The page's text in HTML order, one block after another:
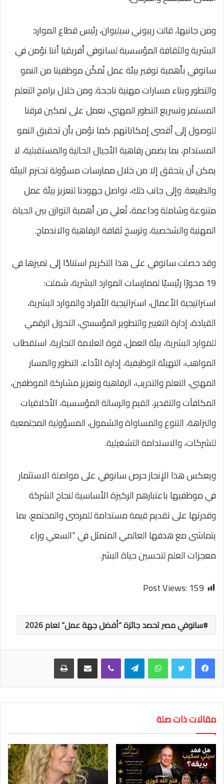
ومن جانبها، قالت ريبوني سيليوان، رئيس قطاع الموارد
البشرية والثقافة المؤسسية لسانوفي أفريقيا أننا نؤمن في
سانوفي بأهمية توفير بيئة عمل تُمكّن موظفينا من النمو
والتطور وبناء مسارات مهنية ناجحة. ومن خلال برامج التعلم
المستمر وتسريع التطور المهني، نعمل على تمكين فرقنا
للوصول إلى أقصى إمكاناتهم. كما نؤمن بأن تحقيق النمو
المستدام، بما يضمن رفاهية الأجيال الحالية والمستقبلية، لا
يمكن أن يتحقق إلا من خلال ممارسات مسؤولة تحترم البيئة
والطبيعة. وإلى جانب ذلك، نواصل جهودنا لتعزيز بيئة عمل
متنوعة وشاملة وداعمة، تُعلي من أهمية التوازن بين الحياة
المهنية والشخصية، وترسخ ثقافة الرفاهية والاندماج.
وقد حصلت سانوفي على هذا التكريم استنادًا إلى تميزها في
19 محورًا رئيسيًا لممارسات الموارد البشرية، شملت:
استراتيجية الأعمال، استراتيجية الأفراد والموارد البشرية،
القيادة، إدارة التغيير والتطوير المؤسسي، التحول الرقمي
للموارد البشرية، بيئة العمل، قوة العلامة التجارية، استقطاب
المواهب، التهيئة الوظيفية، إدارة الأداء، التطور والمسار
المهني، التعلم والتدريب، الرفاهية وتعزيز مشاركة الموظفين،
المكافآت والتقدير، القيم والرسالة المؤسسية، الأخلاقيات
والنزاهة، التنوع والمساواة والشمول، المسؤولية المجتمعية
للشركات، والاستدامة التشغيلية.
ويعكس هذا الإنجاز حرص سانوفي على مواصلة الاستثمار
في موظفيها باعتبارهم الركيزة الأساسية لنجاح الشركة
وقدرتها على تقديم قيمة مستدامة للمرضى والمجتمع، بما
يتماشى مع هدفها العالمي المتمثل في “السعي وراء
معجزات العلم لتحسين حياة البشر.
Post Views:159
سانوفي مصر تحصد جائزة “أفضل جهة عمل” لعام 2026
واتساب تيلقرام
مقالات ذات صلة